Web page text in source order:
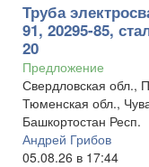
Труба
91, 20295-85,
20
Предложение
Свердловская обл.,
Тюменская обл.,
Башкортостан Респ.
Андрей Грибов
05.08.26 в 17:44